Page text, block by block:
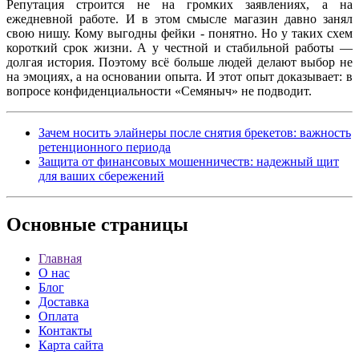
Репутация строится не на громких заявлениях, а на
ежедневной работе. И в этом смысле магазин давно занял
свою нишу. Кому выгодны фейки - понятно. Но у таких схем
короткий срок жизни. А у честной и стабильной работы —
долгая история. Поэтому всё больше людей делают выбор не
на эмоциях, а на основании опыта. И этот опыт доказывает: в
вопросе конфиденциальности «Семяныч» не подводит.
Зачем носить элайнеры после снятия брекетов: важность
ретенционного периода
Защита от финансовых мошенничеств: надежный щит
для ваших сбережений
Основные страницы
Главная
О нас
Блог
Доставка
Оплата
Контакты
Карта сайта